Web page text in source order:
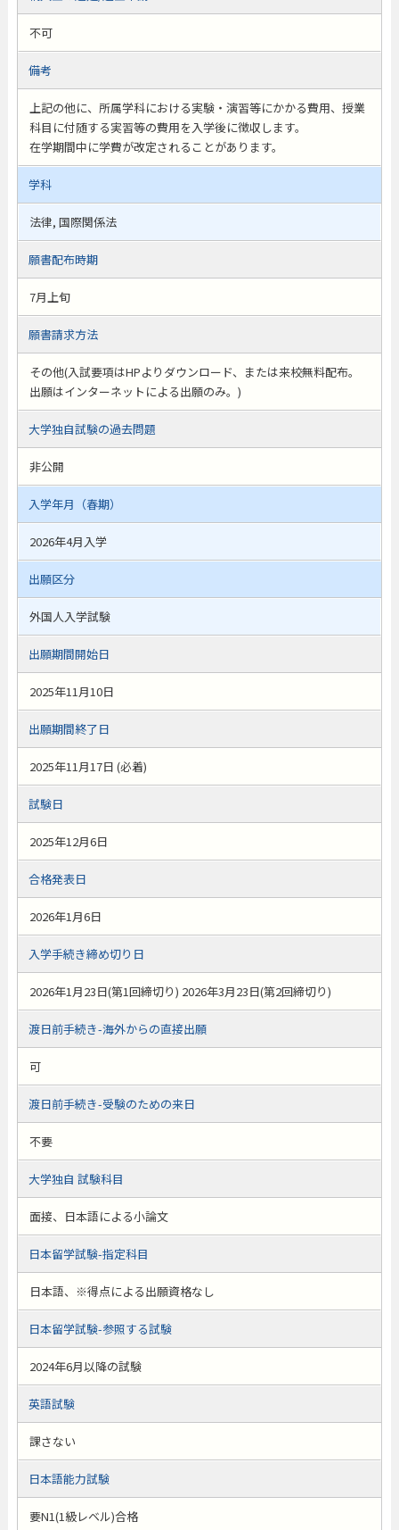
不可
備考
上記の他に、所属学科における実験・演習等にかかる費用、授業
科目に付随する実習等の費用を入学後に徴収します。
在学期間中に学費が改定されることがあります。
学科
法律, 国際関係法
願書配布時期
7月上旬
願書請求方法
その他(入試要項はHPよりダウンロード、または来校無料配布。
出願はインターネットによる出願のみ。)
大学独自試験の過去問題
非公開
入学年月（春期）
2026年4月入学
出願区分
外国人入学試験
出願期間開始日
2025年11月10日
出願期間終了日
2025年11月17日 (必着)
試験日
2025年12月6日
合格発表日
2026年1月6日
入学手続き締め切り日
2026年1月23日(第1回締切り) 2026年3月23日(第2回締切り)
渡日前手続き-海外からの直接出願
可
渡日前手続き-受験のための来日
不要
大学独自 試験科目
面接、日本語による小論文
日本留学試験-指定科目
日本語、※得点による出願資格なし
日本留学試験-参照する試験
2024年6月以降の試験
英語試験
課さない
日本語能力試験
要N1(1級レベル)合格